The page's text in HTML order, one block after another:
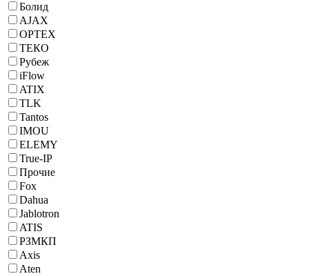
Болид
AJAX
OPTEX
ТЕКО
Рубеж
iFlow
ATIX
TLK
Tantos
IMOU
ELEMY
True-IP
Прочие
Fox
Dahua
Jablotron
ATIS
РЗМКП
Axis
Aten